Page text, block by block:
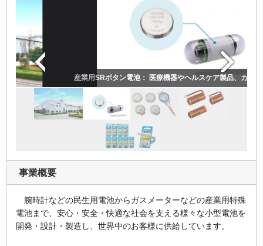
産業用SRボタン電池： 医療機器やヘルスケア製品、カプセル型の内視鏡な
事業概要
腕時計などの民生用電池からガスメーターなどの産業用特殊
電池まで、安心・安全・快適な社会を支える様々な小型電池を
開発・設計・製造し、世界中のお客様に供給しています。